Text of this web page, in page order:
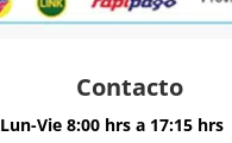
Contacto
Lun-Vie 8:00 hrs a 17:15 hrs